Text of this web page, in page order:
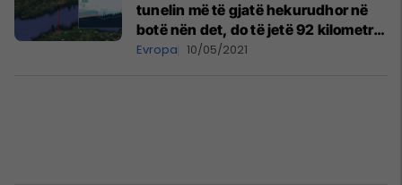
tunelin më të gjatë hekurudhor në
botë nën det, do të jetë 92 kilometra
dhe kostoja e tij kap vlerën e 14
Evropa 10/05/2021